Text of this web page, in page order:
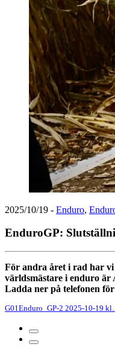
2025/10/19 - Enduro,
EnduroGP:
För andra året i rad har vi
världsmästare i enduro är
Ladda ner på telefonen
G01Enduro_GP-2 2025-10-19